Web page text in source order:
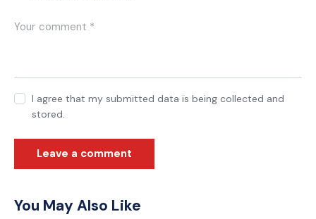
I agree that my submitted data is being collected and
stored.
You May Also Like